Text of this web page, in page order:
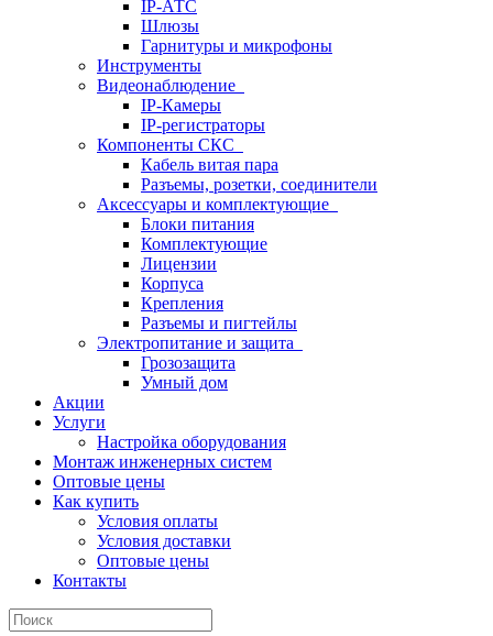
IP-АТС
Шлюзы
Гарнитуры и микрофоны
Инструменты
Видеонаблюдение
IP-Камеры
IP-регистраторы
Компоненты СКС
Кабель витая пара
Разъемы, розетки, соединители
Аксессуары и комплектующие
Блоки питания
Комплектующие
Лицензии
Корпуса
Крепления
Разъемы и пигтейлы
Электропитание и защита
Грозозащита
Умный дом
Акции
Услуги
Настройка оборудования
Монтаж инженерных систем
Оптовые цены
Как купить
Условия оплаты
Условия доставки
Оптовые цены
Контакты